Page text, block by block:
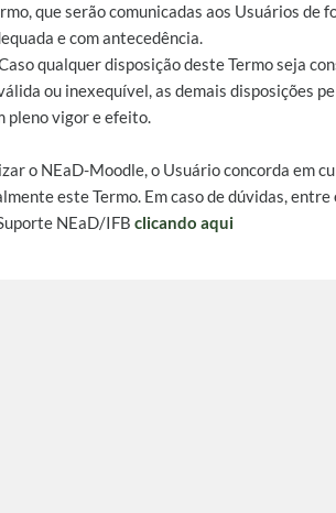
que serão comunicadas aos Usuários de
e com antecedência.
qualquer disposição deste Termo seja
ou inexequível, as demais disposições
pleno vigor e efeito.
o NEaD-Moodle, o Usuário concorda em
este Termo. Em caso de dúvidas,
NEaD/IFB clicando aqui